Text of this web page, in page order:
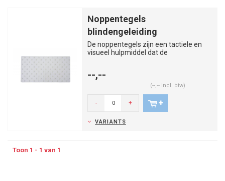
Noppentegels
blindengeleiding
De noppentegels zijn een tactiele en
visueel hulpmiddel dat de
--,--
(--,-- Incl. btw)
- +
VARIANTS
Toon 1 - 1 van 1